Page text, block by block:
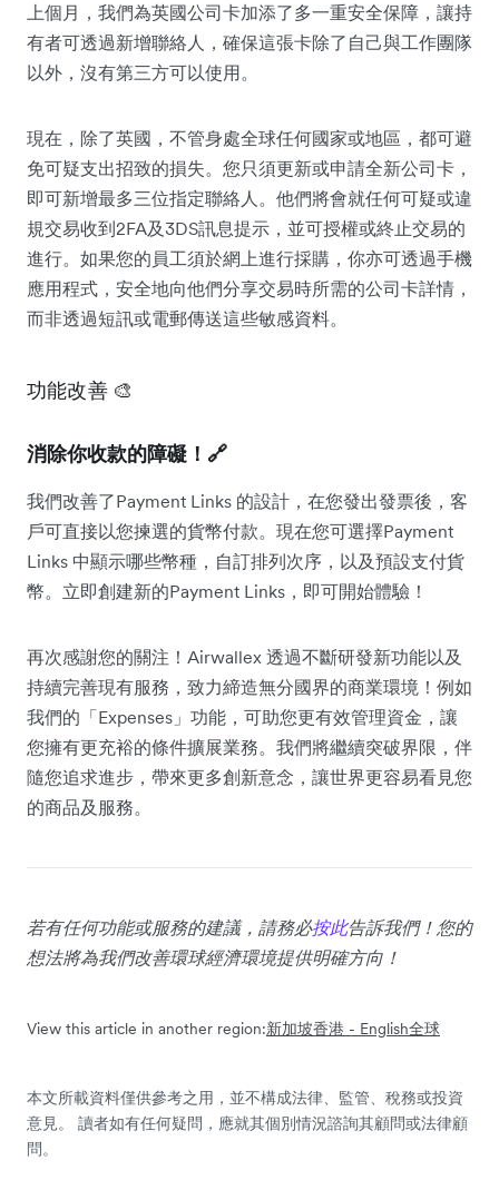
上個月，我們為英國公司卡加添了多一重安全保障，讓持
有者可透過新增聯絡人，確保這張卡除了自己與工作團隊
以外，沒有第三方可以使用。
現在，除了英國，不管身處全球任何國家或地區，都可避
免可疑支出招致的損失。您只須更新或申請全新公司卡，
即可新增最多三位指定聯絡人。他們將會就任何可疑或違
規交易收到2FA及3DS訊息提示，並可授權或終止交易的
進行。如果您的員工須於網上進行採購，你亦可透過手機
應用程式，安全地向他們分享交易時所需的公司卡詳情，
而非透過短訊或電郵傳送這些敏感資料。
功能改善 🎨
消除你收款的障礙！🔗
我們改善了Payment Links 的設計，在您發出發票後，客
戶可直接以您揀選的貨幣付款。現在您可選擇Payment
Links 中顯示哪些幣種，自訂排列次序，以及預設支付貨
幣。立即創建新的Payment Links，即可開始體驗！
再次感謝您的關注！Airwallex 透過不斷研發新功能以及
持續完善現有服務，致力締造無分國界的商業環境！例如
我們的「Expenses」功能，可助您更有效管理資金，讓
您擁有更充裕的條件擴展業務。我們將繼續突破界限，伴
隨您追求進步，帶來更多創新意念，讓世界更容易看見您
的商品及服務。
若有任何功能或服務的建議，請務必按此告訴我們！您的
想法將為我們改善環球經濟環境提供明確方向！
View this article in another region:新加坡香港 - English全球
本文所載資料僅供參考之用，並不構成法律、監管、稅務或投資
意見。 讀者如有任何疑問，應就其個別情況諮詢其顧問或法律顧
問。